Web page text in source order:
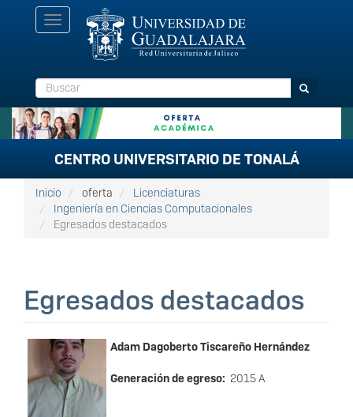
Toggle
navigation
Buscar Buscar
CENTRO UNIVERSITARIO DE TONALÁ
Inicio oferta
Licenciaturas
Ingeniería en Ciencias Computacionales
Egresados destacados
Egresados destacados
Adam Dagoberto Tiscareño Hernández
Generación de egreso: 2015 A